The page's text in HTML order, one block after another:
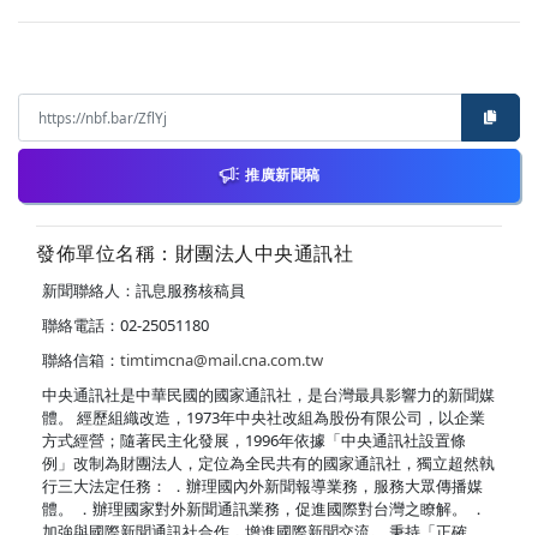
推廣新聞稿
發佈單位名稱：財團法人中央通訊社
新聞聯絡人：訊息服務核稿員
聯絡電話：02-25051180
聯絡信箱： timtimcna@mail.cna.com.tw
中央通訊社是中華民國的國家通訊社，是台灣最具影響力的新聞媒
體。 經歷組織改造，1973年中央社改組為股份有限公司，以企業
方式經營；隨著民主化發展，1996年依據「中央通訊社設置條
例」改制為財團法人，定位為全民共有的國家通訊社，獨立超然執
行三大法定任務： ．辦理國內外新聞報導業務，服務大眾傳播媒
體。 ．辦理國家對外新聞通訊業務，促進國際對台灣之瞭解。 ．